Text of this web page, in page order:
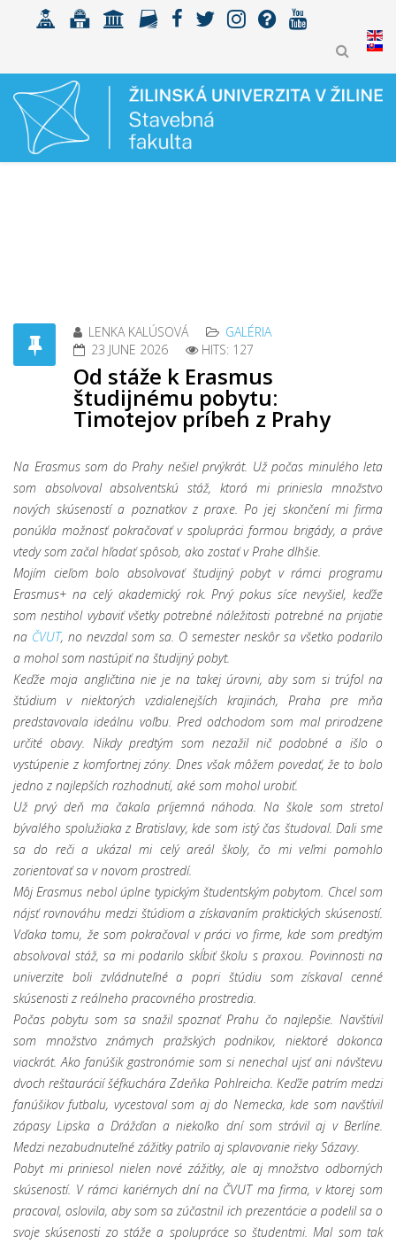
LENKA KALÚSOVÁ
GALÉRIA
23 JUNE 2026
HITS: 127
Od stáže k Erasmus
študijnému pobytu:
Timotejov príbeh z Prahy
Na Erasmus som do Prahy nešiel prvýkrát. Už počas minulého leta
som absolvoval absolventskú stáž, ktorá mi priniesla množstvo
nových skúseností a poznatkov z praxe. Po jej skončení mi firma
ponúkla možnosť pokračovať v spolupráci formou brigády, a práve
vtedy som začal hľadať spôsob, ako zostať v Prahe dlhšie.
Mojím cieľom bolo absolvovať študijný pobyt v rámci programu
Erasmus+ na celý akademický rok. Prvý pokus síce nevyšiel, keďže
som nestihol vybaviť všetky potrebné náležitosti potrebné na prijatie
na ČVUT, no nevzdal som sa. O semester neskôr sa všetko podarilo
a mohol som nastúpiť na študijný pobyt.
Keďže moja angličtina nie je na takej úrovni, aby som si trúfol na
štúdium v niektorých vzdialenejších krajinách, Praha pre mňa
predstavovala ideálnu voľbu. Pred odchodom som mal prirodzene
určité obavy. Nikdy predtým som nezažil nič podobné a išlo o
vystúpenie z komfortnej zóny. Dnes však môžem povedať, že to bolo
jedno z najlepších rozhodnutí, aké som mohol urobiť.
Už prvý deň ma čakala príjemná náhoda. Na škole som stretol
bývalého spolužiaka z Bratislavy, kde som istý čas študoval. Dali sme
sa do reči a ukázal mi celý areál školy, čo mi veľmi pomohlo
zorientovať sa v novom prostredí.
Môj Erasmus nebol úplne typickým študentským pobytom. Chcel som
nájsť rovnováhu medzi štúdiom a získavaním praktických skúseností.
Vďaka tomu, že som pokračoval v práci vo firme, kde som predtým
absolvoval stáž, sa mi podarilo skĺbiť školu s praxou. Povinnosti na
univerzite boli zvládnuteľné a popri štúdiu som získaval cenné
skúsenosti z reálneho pracovného prostredia.
Počas pobytu som sa snažil spoznať Prahu čo najlepšie. Navštívil
som množstvo známych pražských podnikov, niektoré dokonca
viackrát. Ako fanúšik gastronómie som si nenechal ujsť ani návštevu
dvoch reštaurácií šéfkuchára Zdeňka Pohlreicha. Keďže patrím medzi
fanúšikov futbalu, vycestoval som aj do Nemecka, kde som navštívil
zápasy Lipska a Drážďan a niekoľko dní som strávil aj v Berlíne.
Medzi nezabudnuteľné zážitky patrilo aj splavovanie rieky Sázavy.
Pobyt mi priniesol nielen nové zážitky, ale aj množstvo odborných
skúseností. V rámci kariérnych dní na ČVUT ma firma, v ktorej som
pracoval, oslovila, aby som sa zúčastnil ich prezentácie a podelil sa o
svoje skúsenosti zo stáže a spolupráce so študentmi. Mal som tak